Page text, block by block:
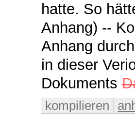
hatte. So
Anhang) --
Anhang
in dieser
Dokuments
kompilieren